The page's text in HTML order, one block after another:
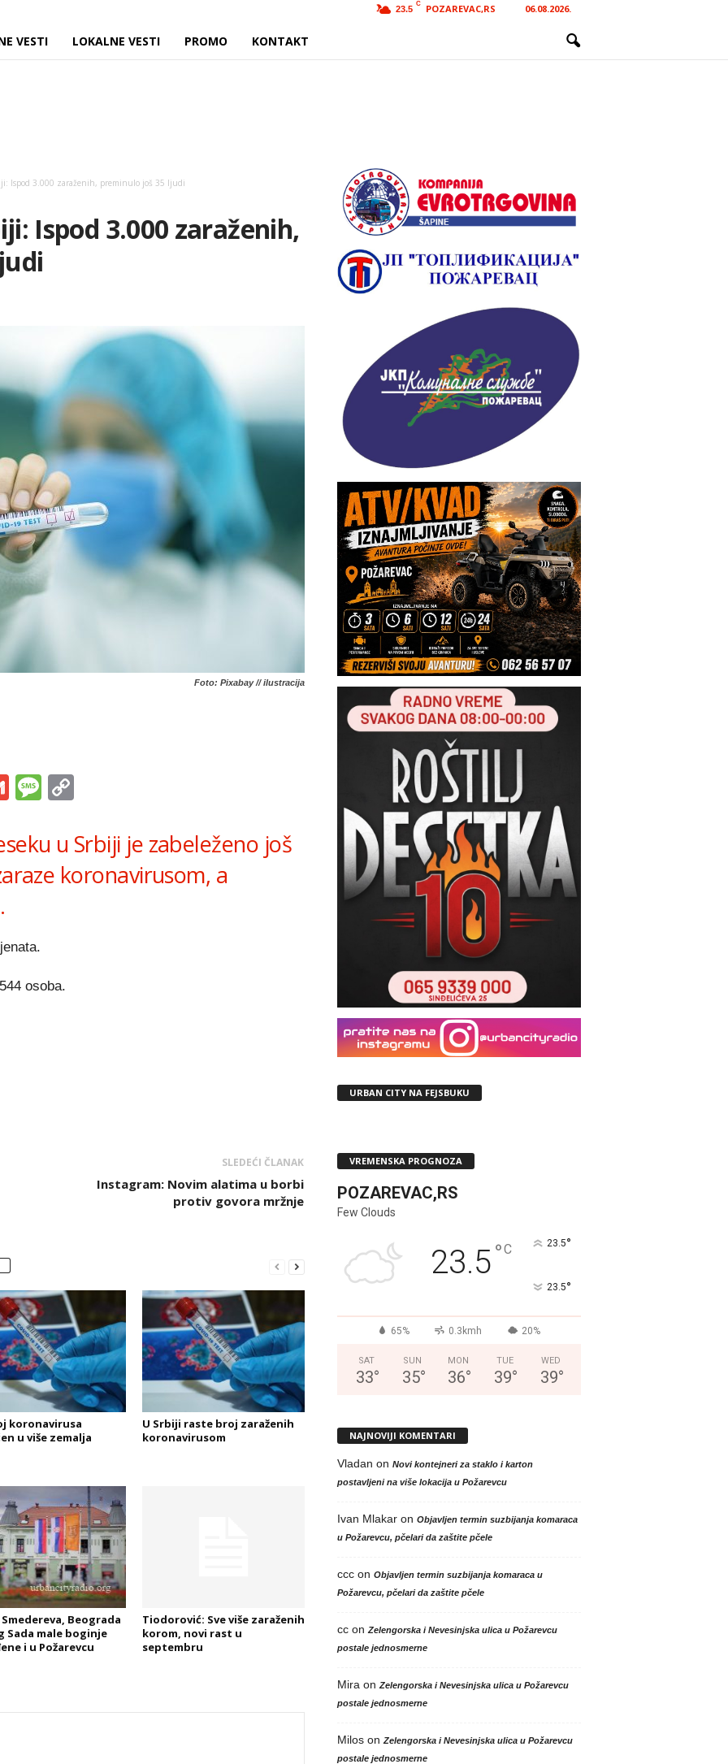
23.5
C POZAREVAC,RS 06.08.2026.
VESTI LOKALNE VESTI PROMO KONTAKT
Ispod 3.000 zaraženih, preminulo još 35 ljudi
Ispod 3.000 zaraženih,
Foto: Pixabay // ilustracija
GmailMessage
u Srbiji je zabeleženo još
koronavirusom, a
osoba.
SLEDEĆI ČLANAK
Instagram: Novim alatima u borbi
protiv govora mržnje
koronavirusa
u više zemalja
U Srbiji raste broj zaraženih
koronavirusom
Beograda
Sada male boginje
i u Požarevcu
Tiodorović: Sve više zaraženih
korom, novi rast u
septembru
URBAN CITY NA FEJSBUKU
VREMENSKA PROGNOZA
POZAREVAC,RS
Few Clouds
23.5°C 23.5°
23.5°
65% 0.3kmh 20%
SAT
33°
SUN
35°
MON
36°
TUE
39°
WED
39°
NAJNOVIJI KOMENTARI
Vladan on Novi kontejneri za staklo i karton
postavljeni na više lokacija u Požarevcu
Ivan Mlakaron Objavljen termin suzbijanja komaraca
u Požarevcu, pčelari da zaštite pčele
cccon Objavljen termin suzbijanja komaraca u
Požarevcu, pčelari da zaštite pčele
ccon Zelengorska i Nevesinjska ulica u Požarevcu
postale jednosmerne
Mira on Zelengorska i Nevesinjska ulica u Požarevcu
postale jednosmerne
Miloson Zelengorska i Nevesinjska ulica u Požarevcu
postale jednosmerne